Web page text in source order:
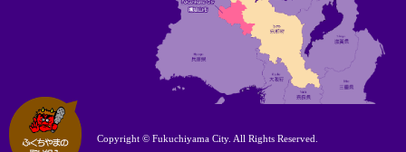
Copyright © Fukuchiyama City. All Rights Reserved.